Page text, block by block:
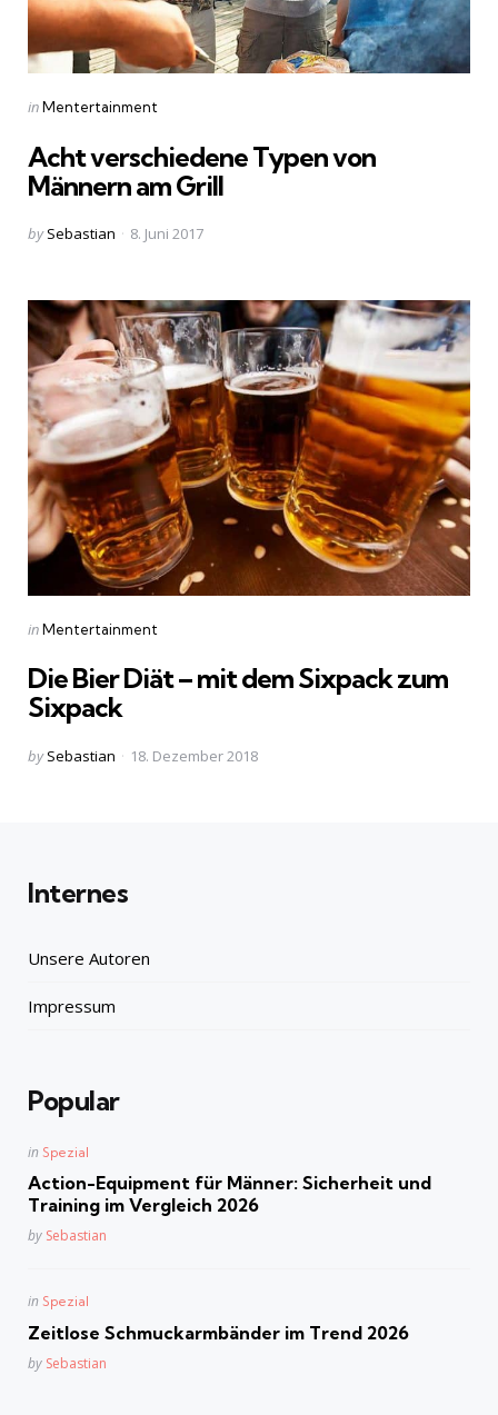
Categories
Posted
inMentertainment
Acht verschiedene Typen von
Männern am Grill
Posted
by Sebastian 8. Juni 2017
Categories
Posted
inMentertainment
Die Bier Diät – mit dem Sixpack zum
Sixpack
Posted
by Sebastian 18. Dezember 2018
Internes
Unsere Autoren
Impressum
Popular
Posted
in Spezial
Action-Equipment für Männer: Sicherheit und
Training im Vergleich 2026
Posted
by Sebastian
Posted
in Spezial
Zeitlose Schmuckarmbänder im Trend 2026
Posted
by Sebastian